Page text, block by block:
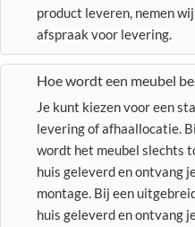
product leveren, nemen
afspraak voor levering.
Hoe wordt een meubel
Je kunt kiezen voor een
levering of afhaallocatie.
wordt het meubel slechts
huis geleverd en ontvang
montage. Bij een
huis geleverd en ontvang